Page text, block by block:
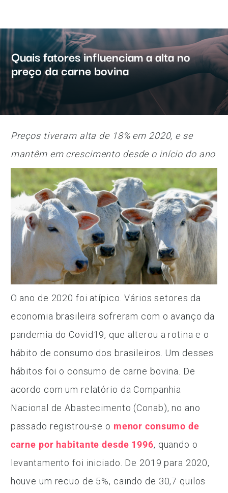
Quais fatores influenciam a alta no
preço da carne bovina
Preços tiveram alta de 18% em 2020, e se
mantêm em crescimento desde o início do ano
O ano de 2020 foi atípico. Vários setores da
economia brasileira sofreram com o avanço da
pandemia do Covid19, que alterou a rotina e o
hábito de consumo dos brasileiros. Um desses
hábitos foi o consumo de carne bovina. De
acordo com um relatório da Companhia
Nacional de Abastecimento (Conab), no ano
passado registrou-se o menor consumo de
carne por habitante desde 1996, quando o
levantamento foi iniciado. De 2019 para 2020,
houve um recuo de 5%, caindo de 30,7 quilos